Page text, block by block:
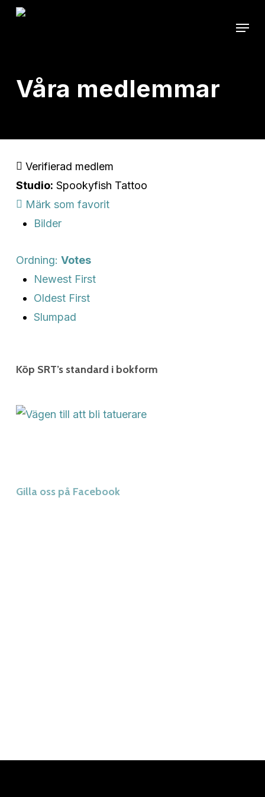
Skip
Menu
Våra medlemmar
Verifierad medlem
Studio: Spookyfish Tattoo
Märk som favorit
Bilder
Ordning: Votes
Newest First
Oldest First
Slumpad
Köp SRT’s standard i bokform
Gilla oss på Facebook